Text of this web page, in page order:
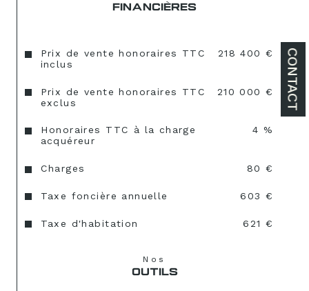
CONTACT
FINANCIÈRES
Prix de vente honoraires TTC
inclus
218 400 €
Prix de vente honoraires TTC
exclus
210 000 €
Honoraires TTC à la charge
acquéreur
4 %
Charges 80 €
Taxe foncière annuelle 603 €
Taxe d'habitation 621 €
Nos
OUTILS